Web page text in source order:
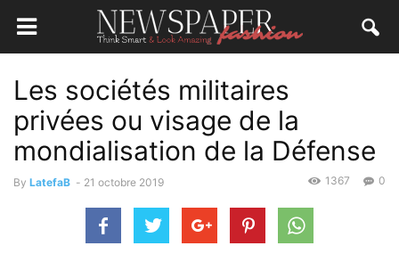
Les sociétés militaires
privées ou visage de la
mondialisation de la Défense
By LatefaB - 21 octobre 2019 0
1367